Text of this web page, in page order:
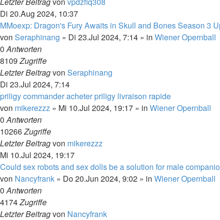
Di 20.Aug 2024, 10:37
MMoexp: Dragon's Fury Awaits in Skull and Bones Season 3
von Seraphinang » Di 23.Jul 2024, 7:14 » in Wiener Opernball
0Antworten
8109Zugriffe
Letzter Beitragvon Seraphinang
Di 23.Jul 2024, 7:14
priligy commander acheter priligy livraison rapide
von mikerezzz » Mi 10.Jul 2024, 19:17 » in Wiener Opernball
0Antworten
10266Zugriffe
Letzter Beitragvon mikerezzz
Mi 10.Jul 2024, 19:17
Could sex robots and sex dolls be a solution for male
von Nancyfrank » Do 20.Jun 2024, 9:02 » in Wiener Opernball
0Antworten
4174Zugriffe
Letzter Beitragvon Nancyfrank